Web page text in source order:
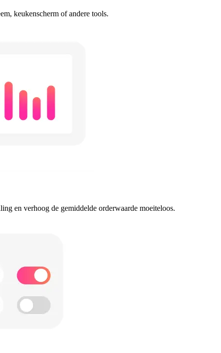
keukenscherm of andere tools.
en verhoog de gemiddelde orderwaarde moeiteloos.